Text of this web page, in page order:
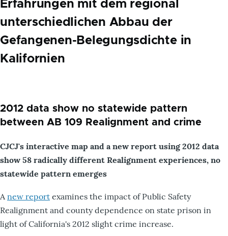
Erfahrungen mit dem regional
unterschiedlichen Abbau der
Gefangenen-Belegungsdichte in
Kalifornien
2012 data show no statewide pattern
between AB 109 Realignment and crime
CJCJ's interactive map and a new report using 2012 data
show 58 radically different Realignment experiences, no
statewide pattern emerges
Anew report examines the impact of Public Safety
Realignment and county dependence on state prison in
light of California's 2012 slight crime increase.